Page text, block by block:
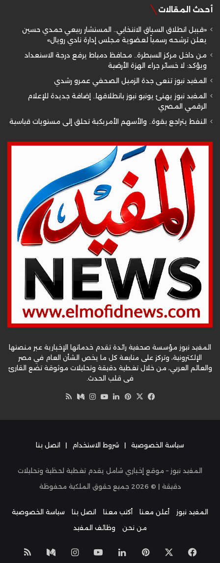
أحدث المقالات
«قبيل انطلاق السباق الانتخابي.. المستشار ربيعي حمدي حسين
يعلن ترشحه رسمياً لعضوية مجلس إدارة نادي رويال»
من داخل مركز السيطرة.. محافظ دمياط يرفع درجة الاستعداد
ويؤكد: لا خسائر جراء الهزة الأرضية
المفيد نيوز تنعى جدة الزميل الصحفي عمرو رشدي
المفيد نيوز يهنئ يونيو نيوز بانطلاقها.. إضافة جديدة للإعلام
الرقمي المصري
النفط يتراجع بقوة.. والأسهم الأمريكية تحلق إلى مستويات قياسية
المفيد نيوز مؤسسة صحفية رائدة تقدم خدماتها الإخبارية عبر منصتها
الإلكترونية، وتركز على متابعة كل ما يخص الشأن العام في مصر
والعالم العربي، من خلال تغطية دقيقة وتحليلات موثوقة تضع القارئ
في قلب الحدث.
فيسبوك
‫X بينتيريست
لينكدإن‫YouTube
انستقرام
وسط
سياسة الخصوصية | شروط الاستخدام | اتصل بنا
المفيد نيوز – موقع إخباري شامل يقدم تغطية لحظية وتحليلات
دقيقة | © 2026 جميع حقوق الملكية محفوظة
المفيد نيوز أعلن معنا أكتب معنا اتصل بنا
سياسة الخصوصية
من نحن
وظائف المفيد
فيسبوك بينتيريست
لينكدإن‫YouTube
انستقراموسط